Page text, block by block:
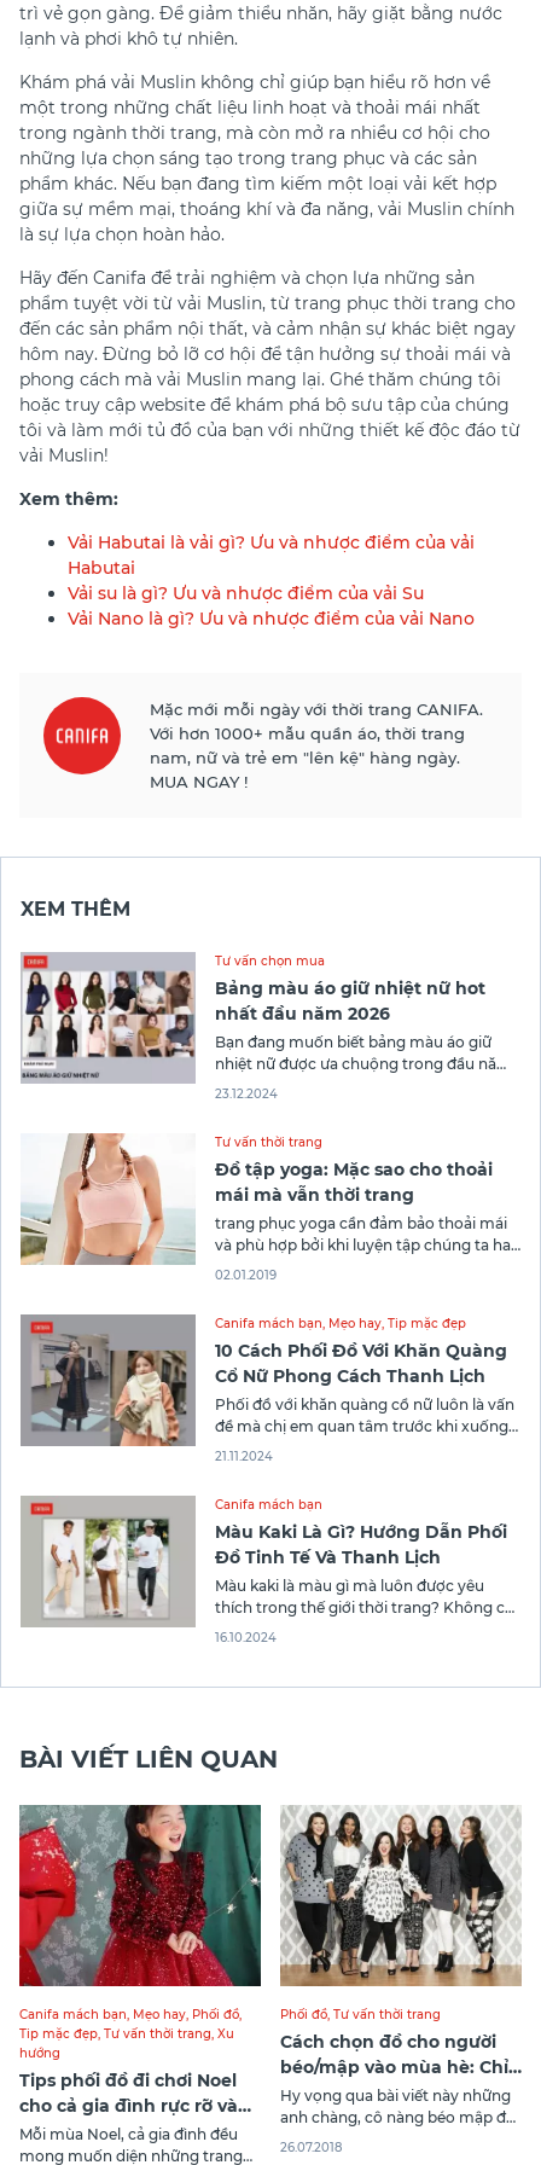
trì vẻ gọn gàng. Để giảm thiểu nhăn, hãy giặt bằng nước
lạnh và phơi khô tự nhiên.
Khám phá vải Muslin không chỉ giúp bạn hiểu rõ hơn về
một trong những chất liệu linh hoạt và thoải mái nhất
trong ngành thời trang, mà còn mở ra nhiều cơ hội cho
những lựa chọn sáng tạo trong trang phục và các sản
phẩm khác. Nếu bạn đang tìm kiếm một loại vải kết hợp
giữa sự mềm mại, thoáng khí và đa năng, vải Muslin chính
là sự lựa chọn hoàn hảo.
Hãy đến Canifa để trải nghiệm và chọn lựa những sản
phẩm tuyệt vời từ vải Muslin, từ trang phục thời trang cho
đến các sản phẩm nội thất, và cảm nhận sự khác biệt ngay
hôm nay. Đừng bỏ lỡ cơ hội để tận hưởng sự thoải mái và
phong cách mà vải Muslin mang lại. Ghé thăm chúng tôi
hoặc truy cập website để khám phá bộ sưu tập của chúng
tôi và làm mới tủ đồ của bạn với những thiết kế độc đáo từ
vải Muslin!
Xem thêm:
Vải Habutai là vải gì? Ưu và nhược điểm của vải
Habutai
Vải su là gì? Ưu và nhược điểm của vải Su
Vải Nano là gì? Ưu và nhược điểm của vải Nano
Mặc mới mỗi ngày với thời trang CANIFA.
Với hơn 1000+ mẫu quần áo, thời trang
nam, nữ và trẻ em "lên kệ" hàng ngày.
MUA NGAY !
XEM THÊM
Tư vấn chọn mua
Bảng màu áo giữ nhiệt nữ hot
nhất đầu năm 2026
Bạn đang muốn biết bảng màu áo giữ
nhiệt nữ được ưa chuộng trong đầu năm
để chọn mua áo giữ nhiệt? Bài viết sau
bài viết thôi nào!
23.12.2024
Tư vấn thời trang
Đồ tập yoga: Mặc sao cho thoải
mái mà vẫn thời trang
trang phục yoga cần đảm bảo thoải mái
và phù hợp bởi khi luyện tập chúng ta hay
ra mồ hôi và có nhiều động tác khó
02.01.2019
Canifa mách bạn, Mẹo hay, Tip mặc đẹp
10 Cách Phối Đồ Với Khăn Quàng
Cổ Nữ Phong Cách Thanh Lịch
Phối đồ với khăn quàng cổ nữ luôn là vấn
đề mà chị em quan tâm trước khi xuống
phố. Một chiếc khăn quàng cổ không chỉ
cảnh. Vậy nên phối khăn
21.11.2024
Canifa mách bạn
Màu Kaki Là Gì? Hướng Dẫn Phối
Đồ Tinh Tế Và Thanh Lịch
Màu kaki là màu gì mà luôn được yêu
thích trong thế giới thời trang? Không chỉ
mang lại vẻ ngoài thanh lịch, màu sắc này
16.10.2024
BÀI VIẾT LIÊN QUAN
Canifa mách bạn, Mẹo hay, Phối đồ,
Tip mặc đẹp, Tư vấn thời trang, Xu
hướng
Tips phối đồ đi chơi Noel
cho cả gia đình rực rỡ và
phong cách
Mỗi mùa Noel, cả gia đình đều
mong muốn diện những trang
Phối đồ, Tư vấn thời trang
Cách chọn đồ cho người
béo/mập vào mùa hè: Chỉ 1
phút !
Hy vọng qua bài viết này những
anh chàng, cô nàng béo mập đã
bỏ túi được cho mình những
26.07.2018